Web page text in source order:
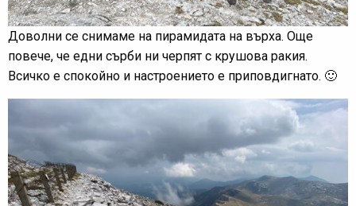
Доволни се снимаме на пирамидата на върха. Още
повече, че едни сърби ни черпят с крушова ракия.
Всичко е спокойно и настроението е приповдигнато. 🙂